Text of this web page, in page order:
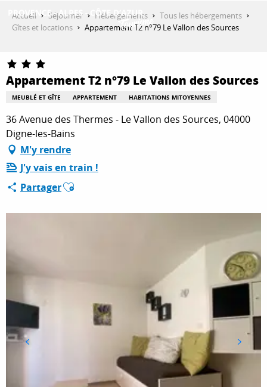
DÉCOUVRIR
QUE FAIRE ?
SÉJOURNER
ESPACE PRO
Accueil Séjourner Hébergements
Tous les hébergements
Gîtes et locations
Appartement T2 n°79 Le Vallon des Sources
Appartement T2 n°79 Le Vallon des Sources
MEUBLÉ ET GÎTE APPARTEMENT HABITATIONS MITOYENNES
36 Avenue des Thermes - Le Vallon des Sources, 04000
Digne-les-Bains
M'y rendre
J'y vais en train !
PartagerAjouter aux favoris